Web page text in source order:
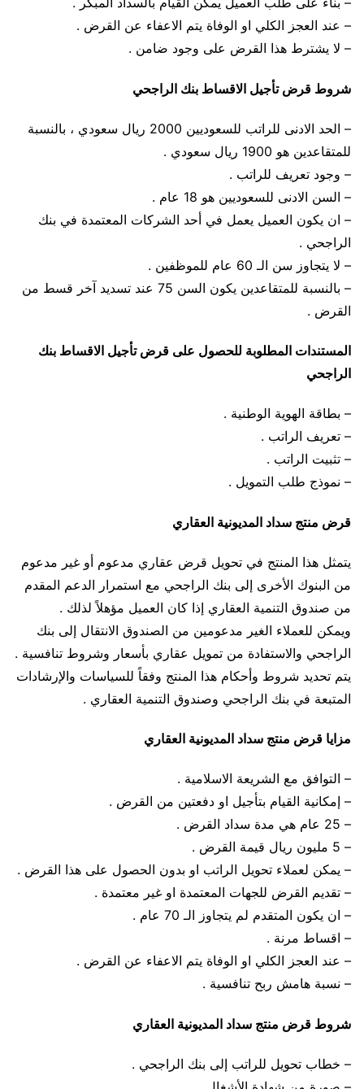
– عند العجز الكلي او الوفاة يتم الاعفاء عن القرض .
– لا يشترط هذا القرض على وجود ضامن .
شروط قرض تأجيل الاقساط بنك الراجحي
– الحد الادنى للراتب للسعوديين 2000 ريال سعودي ، بالنسبة
للمتقاعدين هو 1900 ريال سعودي .
– وجود تعريف للراتب .
– السن الادنى للسعوديين هو 18 عام .
– ان يكون العميل يعمل في أحد الشركات المعتمدة في بنك
الراجحي .
– لا يتجاوز سن الـ 60 عام للموظفين .
– بالنسبة للمتقاعدين يكون السن 75 عند تسديد آخر قسط من
القرض .
المستندات المطلوبة للحصول على قرض تأجيل الاقساط بنك
الراجحي
– بطاقة الهوية الوطنية .
– تعريف الراتب .
– تثبيت الراتب .
– نموذج طلب التمويل .
قرض منتج سداد المديونية العقاري
يتمثل هذا المنتج في تحويل قرض عقاري مدعوم أو غير مدعوم
من البنوك الأخرى إلى بنك الراجحي مع استمرار الدعم المقدم
من صندوق التنمية العقاري إذا كان العميل مؤهلاً لذلك .
ويمكن للعملاء الغير مدعومين من الصندوق الانتقال إلى بنك
الراجحي والاستفادة من تمويل عقاري بأسعار وشروط تنافسية .
يتم تحديد شروط وأحكام هذا المنتج وفقاً للسياسات والإرشادات
المتبعة في بنك الراجحي وصندوق التنمية العقاري .
مزايا قرض منتج سداد المديونية العقاري
– التوافق مع الشريعة الاسلامية .
– إمكانية القيام بتأجيل او دفعتين من القرض .
– 25 عام هي مدة سداد القرض .
– 5 مليون ريال قيمة القرض .
– يمكن لعملاء تحويل الراتب او بدون الحصول على هذا القرض .
– تقديم القرض للجهات المعتمدة او غير معتمدة .
– ان يكون المتقدم لم يتجاوز الـ 70 عام .
– اقساط مرنة .
– عند العجز الكلي او الوفاة يتم الاعفاء عن القرض .
– نسبة هامش ربح تنافسية .
شروط قرض منتج سداد المديونية العقاري
– خطاب تحويل للراتب إلى بنك الراجحي .